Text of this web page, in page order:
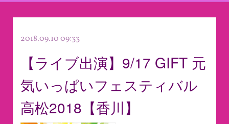
2018.09.10 09:33
【ライブ出演】9/17 GIFT 元
気いっぱいフェスティバル
高松2018【香川】